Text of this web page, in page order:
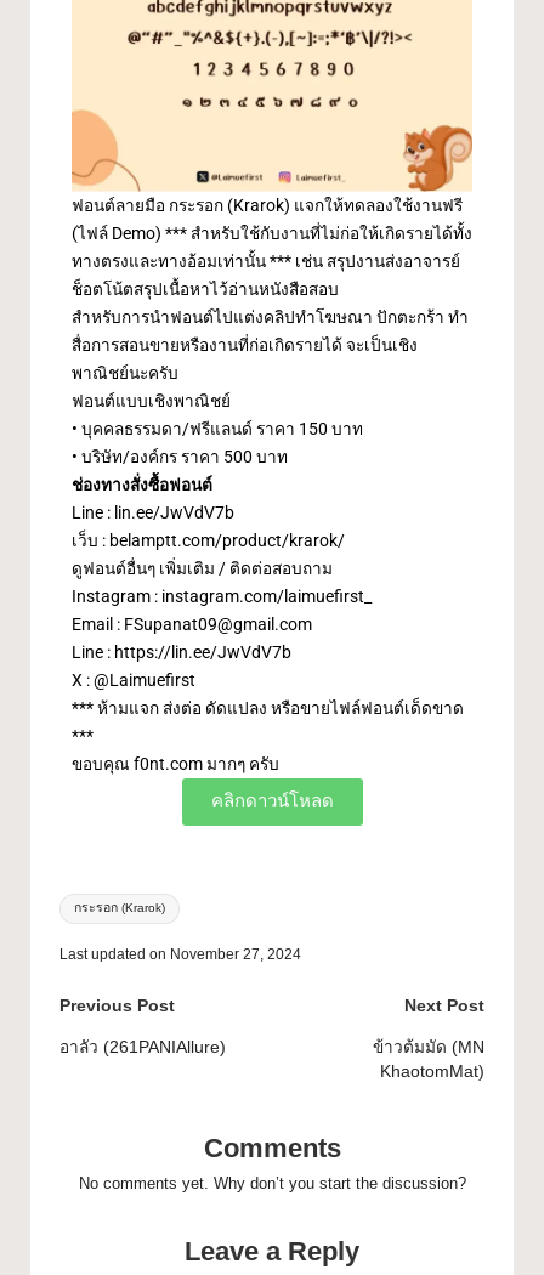
ฟอนต์ลายมือ กระรอก (Krarok) แจกให้ทดลองใช้งานฟรี
(ไฟล์ Demo) *** สำหรับใช้กับงานที่ไม่ก่อให้เกิดรายได้ทั้ง
ทางตรงและทางอ้อมเท่านั้น *** เช่น สรุปงานส่งอาจารย์
ช็อตโน้ตสรุปเนื้อหาไว้อ่านหนังสือสอบ
สำหรับการนำฟอนต์ไปแต่งคลิปทำโฆษณา ปักตะกร้า ทำ
สื่อการสอนขายหรืองานที่ก่อเกิดรายได้ จะเป็นเชิง
พาณิชย์นะครับ
ฟอนต์แบบเชิงพาณิชย์
• บุคคลธรรมดา/ฟรีแลนด์ ราคา 150 บาท
• บริษัท/องค์กร ราคา 500 บาท
ช่องทางสั่งซื้อฟอนต์
Line : lin.ee/JwVdV7b
เว็บ : belamptt.com/product/krarok/
ดูฟอนต์อื่นๆ เพิ่มเติม / ติดต่อสอบถาม
Instagram : instagram.com/laimuefirst_
Email : FSupanat09@gmail.com
Line : https://lin.ee/JwVdV7b
X :@Laimuefirst
*** ห้ามแจก ส่งต่อ ดัดแปลง หรือขายไฟล์ฟอนต์เด็ดขาด
***
ขอบคุณ f0nt.com มากๆ ครับ
คลิกดาวน์โหลด
กระรอก (Krarok)
Last updated on November 27, 2024
Previous Post
อาลัว (261PANIAllure)
Next Post
ข้าวต้มมัด (MN
KhaotomMat)
Comments
No comments yet. Why don’t you start the discussion?
Leave a Reply